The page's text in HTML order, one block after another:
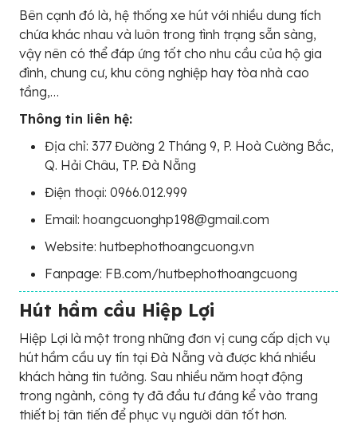
Bên cạnh đó là, hệ thống xe hút với nhiều dung tích
chứa khác nhau và luôn trong tình trạng sẵn sàng,
vậy nên có thể đáp ứng tốt cho nhu cầu của hộ gia
đình, chung cư, khu công nghiệp hay tòa nhà cao
tầng,…
Thông tin liên hệ:
Địa chỉ: 377 Đường 2 Tháng 9, P. Hoà Cường Bắc,
Q. Hải Châu, TP. Đà Nẵng
Điện thoại: 0966.012.999
Email: hoangcuonghp198@gmail.com
Website: hutbephothoangcuong.vn
Fanpage: FB.com/hutbephothoangcuong
Hút hầm cầu Hiệp Lợi
Hiệp Lợi là một trong những đơn vị cung cấp dịch vụ
hút hầm cầu uy tín tại Đà Nẵng và được khá nhiều
khách hàng tin tưởng. Sau nhiều năm hoạt động
trong ngành, công ty đã đầu tư đáng kể vào trang
thiết bị tân tiến để phục vụ người dân tốt hơn.